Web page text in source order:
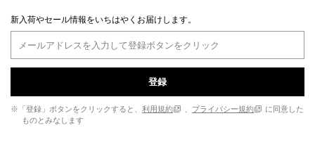
新入荷やセール情報をいちはやくお届けします。
登録
※「登録」ボタンをクリックすると、 利用規約 、 プライバシー規約
に同意した
ものとみなします